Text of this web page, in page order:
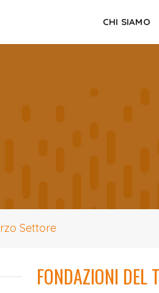
CHI SIAMO
Settore
FONDAZIONI DEL